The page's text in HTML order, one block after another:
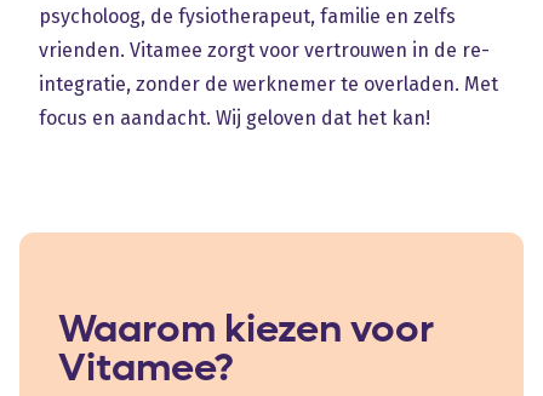
psycholoog, de fysiotherapeut, familie en zelfs
vrienden. Vitamee zorgt voor vertrouwen in de re-
integratie, zonder de werknemer te overladen. Met
focus en aandacht. Wij geloven dat het kan!
Waarom kiezen voor
Vitamee?